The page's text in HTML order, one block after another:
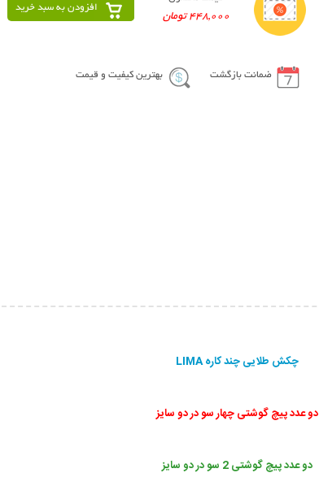
448,000 تومان
افزودن به سبد خرید
ضمانت بازگشت بهترین کیفیت و قیمت
چکش طلایی چند کاره LIMA
دو عدد پیچ گوشتی چهار سو در دو سایز
دو عدد پیچ گوشتی 2 سو در دو سایز